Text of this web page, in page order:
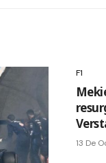
F1
13 De